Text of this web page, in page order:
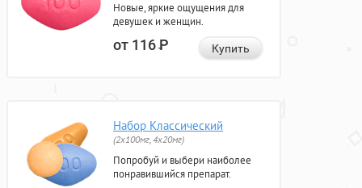
Новые, яркие ощущения для
девушек и женщин.
от 116Р Купить
Набор Классический
(2x100мг, 4x20мг)
Попробуй и выбери наиболее
понравившийся препарат.